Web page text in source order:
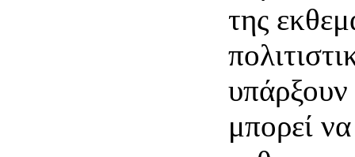
της
υπάρξουν
μπορεί